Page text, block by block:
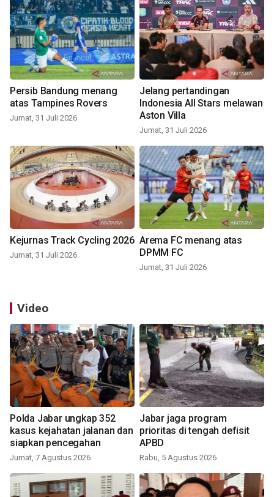
Persib Bandung menang
atas Tampines Rovers
Jumat, 31 Juli 2026
Jelang pertandingan
Indonesia All Stars melawan
Aston Villa
Jumat, 31 Juli 2026
Kejurnas Track Cycling 2026
Jumat, 31 Juli 2026
Arema FC menang atas
DPMM FC
Jumat, 31 Juli 2026
Video
Polda Jabar ungkap 352
kasus kejahatan jalanan dan
siapkan pencegahan
Jumat, 7 Agustus 2026
Jabar jaga program
prioritas di tengah defisit
APBD
Rabu, 5 Agustus 2026